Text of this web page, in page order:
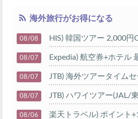
海外旅行がお得になる
08/08 HIS) 韓国ツアー 2,000円
08/07 Expedia) 航空券+ホテル
08/07 JTB) 海外ツアータイム
08/07 JTB) ハワイツアー(JAL/
08/06 楽天トラベル) ポイント